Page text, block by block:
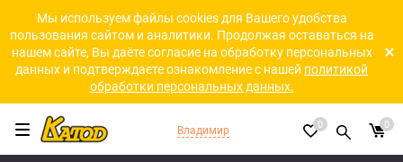
Мы используем файлы cookies для Вашего удобства
пользования сайтом и аналитики. Продолжая оставаться на
нашем сайте, Вы даёте согласие на обработку персональных
данных и подтверждаете ознакомление с нашей политикой
обработки персональных данных.
Владимир 0 0